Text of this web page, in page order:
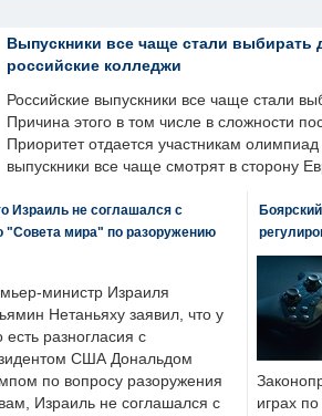
Выпускники все чаще стали выбирать
российские колледжи
Российские выпускники все чаще стали
Причина этого в том числе в сложности
Приоритет отдается участникам
выпускники все чаще смотрят в сторону
Израиль не соглашался с
"Совета мира" по разоружению
министр Израиля
Нетаньяху заявил, что у
есть разногласия с
США Дональдом
по вопросу разоружения
Израиль не соглашался с
играх